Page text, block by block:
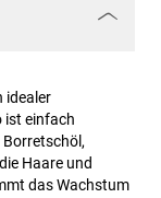
idealer
ist einfach
Borretschöl,
Haare und
das Wachstum